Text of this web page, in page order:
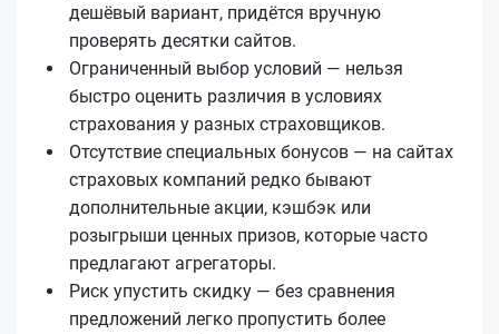
дешёвый вариант, придётся вручную
проверять десятки сайтов.
Ограниченный выбор условий — нельзя
быстро оценить различия в условиях
страхования у разных страховщиков.
Отсутствие специальных бонусов — на сайтах
страховых компаний редко бывают
дополнительные акции, кэшбэк или
розыгрыши ценных призов, которые часто
предлагают агрегаторы.
Риск упустить скидку — без сравнения
предложений легко пропустить более